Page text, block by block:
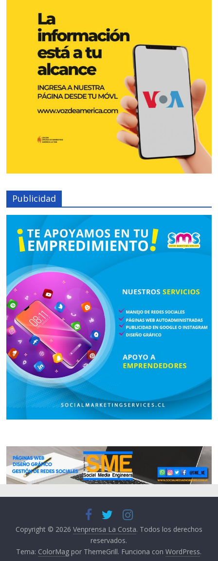
Publicidad
Copyright © 2026 Venprensa La Costa. Todos los derechos
reservados.
Tema: ColorMag por ThemeGrill. Funciona conWordPress.